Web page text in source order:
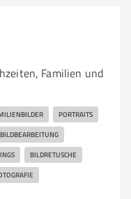
Familien und
PORTRAITS
BILDRETUSCHE